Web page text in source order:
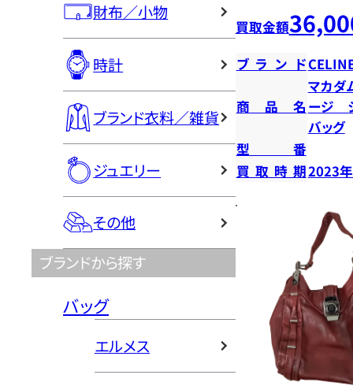
財布／小物
時計
ブランド衣料／雑貨
ジュエリー
その他
ブランドから探す
バッグ
エルメス
買取金額
ブランド
商品名
マカ
ージ
バッグ
型番
買取時期2023